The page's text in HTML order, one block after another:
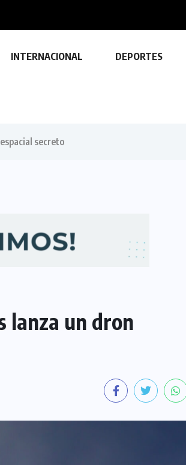
INTERNACIONAL DEPORTES
secreto
lanza un dron